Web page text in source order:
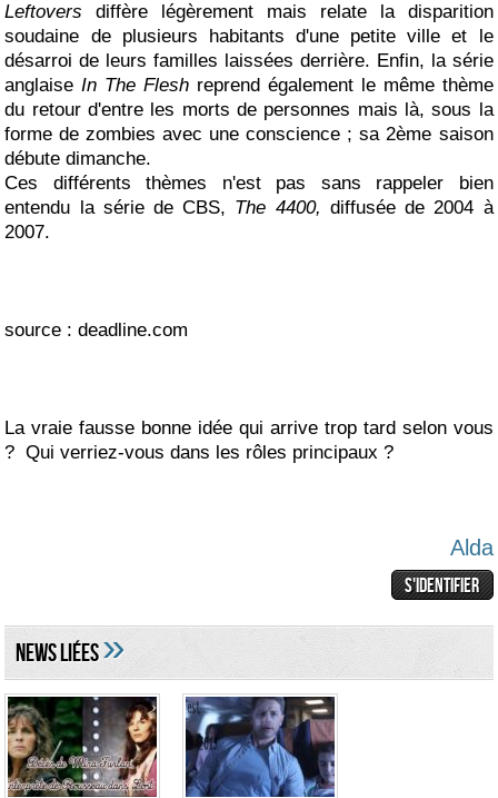
Leftoversdiffère légèrement mais relate la disparition
soudaine de plusieurs habitants d'une petite ville et le
désarroi de leurs familles laissées derrière. Enfin, la série
anglaiseIn The Flesh reprend également le même thème
du retour d'entre les morts de personnes mais là, sous la
forme de zombies avec une conscience ; sa 2ème saison
débute dimanche.
Ces différents thèmes n'est pas sans rappeler bien
entendu la série de CBS, The 4400, diffusée de 2004 à
2007.
source : deadline.com
La vraie fausse bonne idée qui arrive trop tard selon vous
? Qui verriez-vous dans les rôles principaux ?
Alda
NEWS LIéES»